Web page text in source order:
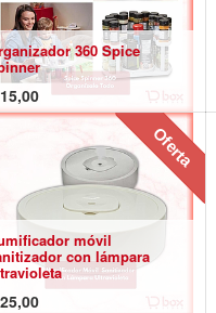
360 Spice
15,00
Oferta
móvil
con lámpara
25,00